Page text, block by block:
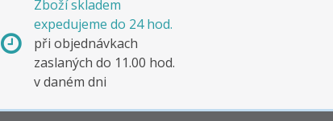
Zboží skladem
expedujeme do 24 hod.
při objednávkach
zaslaných do 11.00 hod.
v daném dni